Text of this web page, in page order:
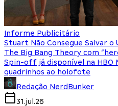
Informe Publicitário
Stuart Não Consegue Salvar
The Big Bang Theory com
Spin-off já disponível na HBO
quadrinhos ao holofote
Redação NerdBunker
31.jul.26